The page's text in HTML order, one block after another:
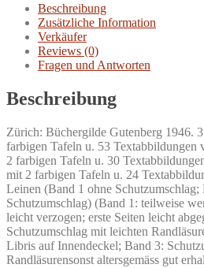
einen
Tag.
1,
2
3.
Menge
Beschreibung
Zusätzliche Information
Verkäufer
Reviews (0)
Fragen und Antworten
Beschreibung
Zürich: Büchergilde Gutenberg 1946.
farbigen Tafeln u. 53 Textabbildungen
2 farbigen Tafeln u. 30
mit 2 farbigen Tafeln u. 24
Leinen (Band 1 ohne
Schutzumschlag) (Band 1: teilweise
leicht verzogen; erste Seiten leicht
Schutzumschlag mit leichten
Libris auf Innendeckel; Band 3:
Randläsurensonst altersgemäss gut